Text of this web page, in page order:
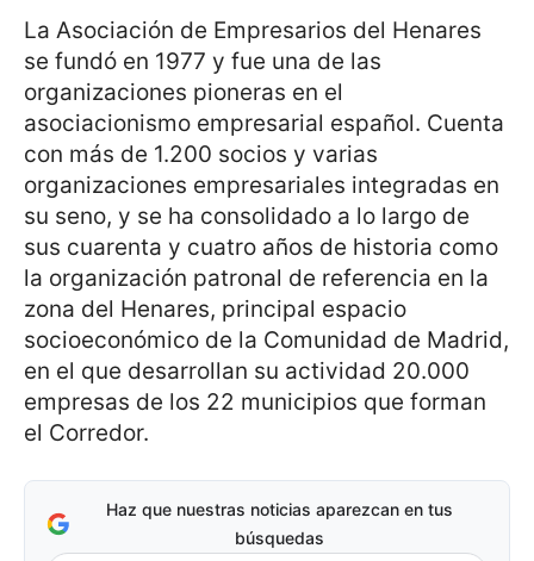
La Asociación de Empresarios del Henares
se fundó en 1977 y fue una de las
organizaciones pioneras en el
asociacionismo empresarial español. Cuenta
con más de 1.200 socios y varias
organizaciones empresariales integradas en
su seno, y se ha consolidado a lo largo de
sus cuarenta y cuatro años de historia como
la organización patronal de referencia en la
zona del Henares, principal espacio
socioeconómico de la Comunidad de Madrid,
en el que desarrollan su actividad 20.000
empresas de los 22 municipios que forman
el Corredor.
Haz que nuestras noticias aparezcan en tus
búsquedas